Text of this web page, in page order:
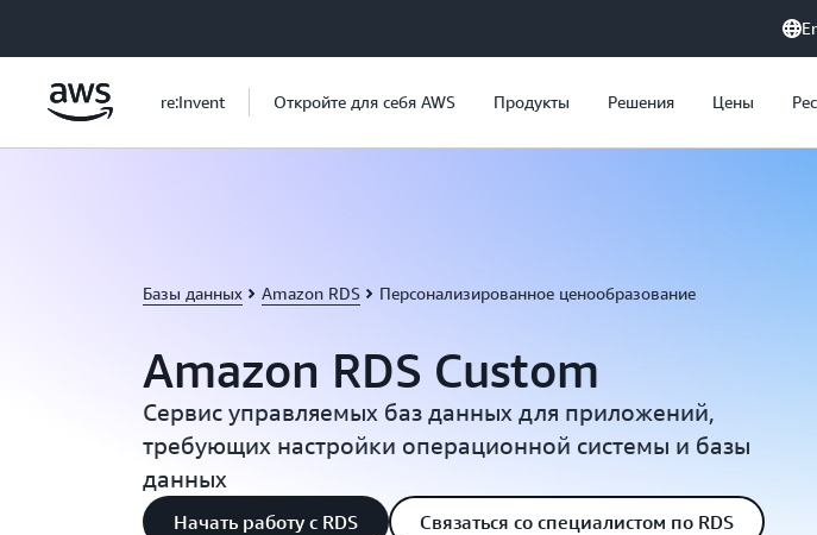
re:Invent Откройте для себя AWS Продукты Решения Цены
Базы данных Amazon RDS Персонализированное ценообразование
Amazon RDS Custom
Сервис управляемых баз данных для приложений,
требующих настройки операционной системы и базы
данных
Начать работу с RDS Связаться со специалистом по RDS